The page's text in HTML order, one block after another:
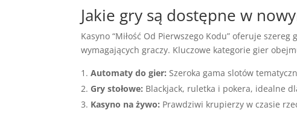
Jakie gry są dostępne w
Kasyno “Miłość Od Pierwszego Kodu” oferuje
wymagających graczy. Kluczowe kategorie gier
Automaty do gier: Szeroka gama slotów
Gry stołowe: Blackjack, ruletka i pokera, idealne
Kasyno na żywo: Prawdziwi krupierzy w czasie